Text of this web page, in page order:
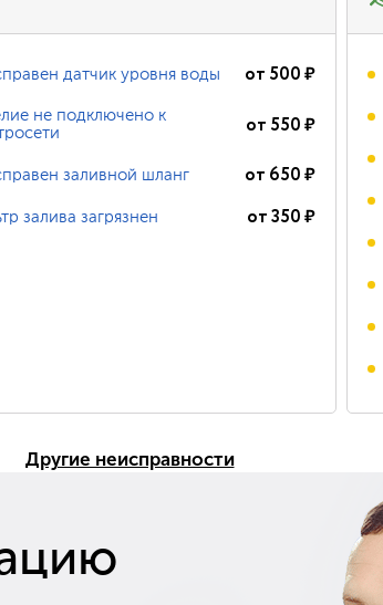
датчик уровня воды от 500₽
не подключено к
от 550₽
заливной шланг от 650₽
залива загрязнен от350₽
Другие неисправности